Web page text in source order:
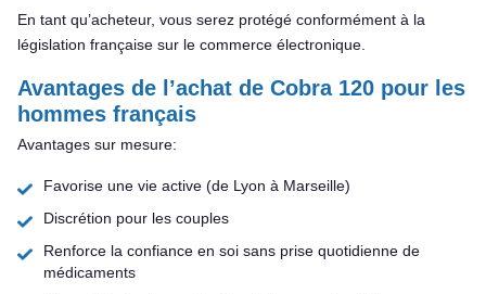
En tant qu’acheteur, vous serez protégé conformément à la
législation française sur le commerce électronique.
Avantages de l’achat de Cobra 120 pour les
hommes français
Avantages sur mesure:
Favorise une vie active (de Lyon à Marseille)
Discrétion pour les couples
Renforce la confiance en soi sans prise quotidienne de
médicaments